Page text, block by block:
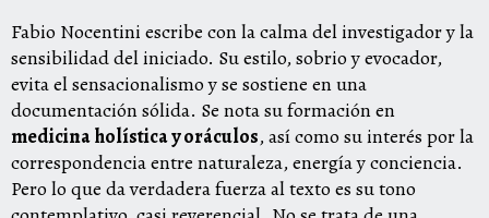
Fabio Nocentini escribe con la calma del investigador y la
sensibilidad del iniciado. Su estilo, sobrio y evocador,
evita el sensacionalismo y se sostiene en una
documentación sólida. Se nota su formación en
medicina holística y oráculos, así como su interés por la
correspondencia entre naturaleza, energía y conciencia.
Pero lo que da verdadera fuerza al texto es su tono